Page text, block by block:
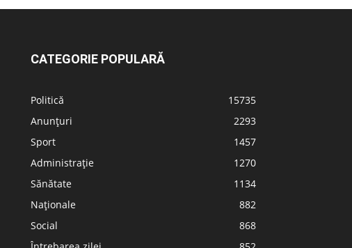
CATEGORIE POPULARĂ
Politică
15735
Anunțuri
2293
Sport
1457
Administrație
1270
Sănătate
1134
Naționale
882
Social
868